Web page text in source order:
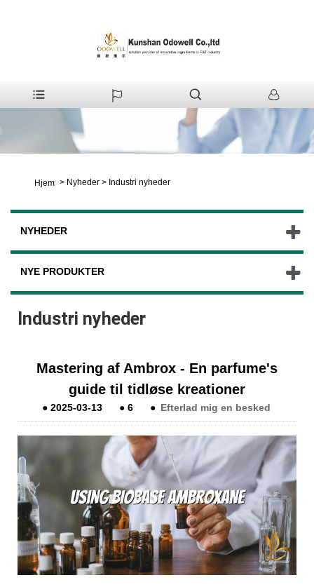
Hjem > Nyheder > Industri nyheder
NYHEDER
NYE PRODUKTER
Industri nyheder
Mastering af Ambrox - En parfume's
guide til tidløse kreationer
● 2025-03-13 ● 6 ● Efterlad mig en besked